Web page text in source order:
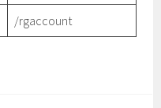
/rgaccount